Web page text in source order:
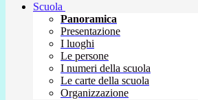
Scuola
Panoramica
Presentazione
I luoghi
Le persone
I numeri della scuola
Le carte della scuola
Organizzazione